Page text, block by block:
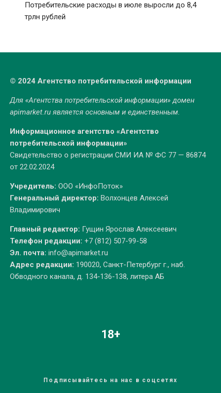
Потребительские расходы в июле выросли до 8,4
трлн рублей
© 2024 Агентство потребительской информации
Для «Агентства потребительской информации» домен
apimarket.ruявляется основным и единственным.
Информационное агентство «Агентство
потребительской информации»
Свидетельство о регистрации СМИ ИА № ФС 77 — 86874
от 22.02.2024
Учредитель: ООО «ИнфоПоток»
Генеральный директор: Волхонцев Алексей
Владимирович
Главный редактор: Гущин Ярослав Алексеевич
Телефон редакции: +7 (812) 507-99-58
Эл. почта: info@apimarket.ru
Адрес редакции: 190020, Санкт-Петербург г., наб.
Обводного канала, д. 134-136-138, литера АБ
18+
Подписывайтесь на нас в соцсетях